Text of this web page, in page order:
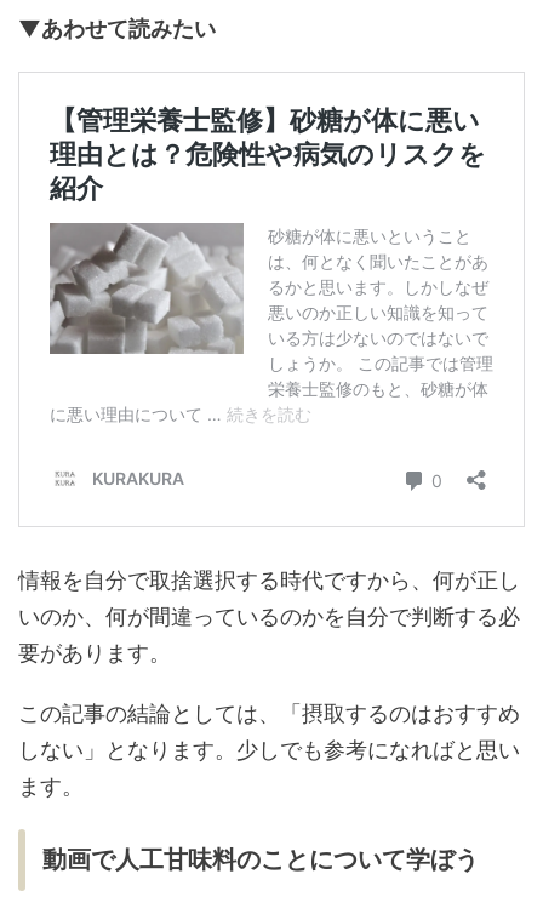
▼あわせて読みたい
情報を自分で取捨選択する時代ですから、何が正し
いのか、何が間違っているのかを自分で判断する必
要があります。
この記事の結論としては、「摂取するのはおすすめ
しない」となります。少しでも参考になればと思い
ます。
動画で人工甘味料のことについて学ぼう